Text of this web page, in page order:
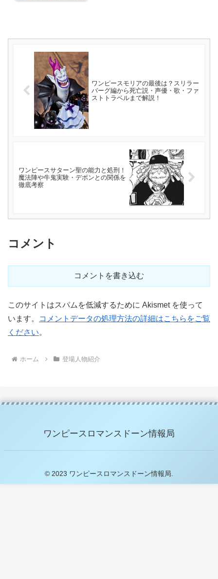
ワンピースモリアの最後は？スリラー
バーグ編から死亡説・声優・歌・ファ
ストトラベルまで解説！
ワンピースサターン聖の能力と処刑！
魔法陣や牛鬼実験・デボンとの関係を
徹底考察
コメント
コメントを書き込む
このサイトはスパムを低減するために Akismet を使って
います。
コメントデータの処理方法の詳細はこちらをご覧
ください。
ホーム 登場人物紹介
ワンピースロマンスドーン情報局
© 2023 ワンピースロマンスドーン情報局.